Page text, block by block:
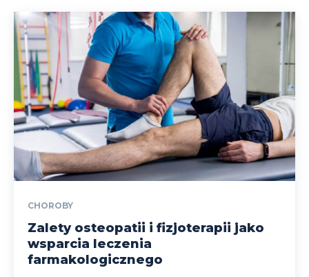
CHOROBY
Zalety osteopatii i fizjoterapii jako
wsparcia leczenia
farmakologicznego